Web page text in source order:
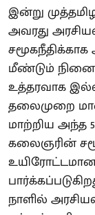
இன்று
அவரது
மீண்டும்
உத்தரவாக
தலைமுறை
மாற்றிய அந்த
கலைஞரின்
நாளில்